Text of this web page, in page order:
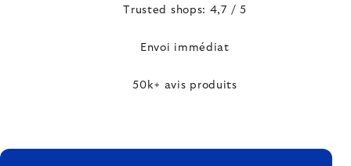
Trusted shops: 4,7 / 5
Envoi immédiat
50k+ avis produits
FOOTER